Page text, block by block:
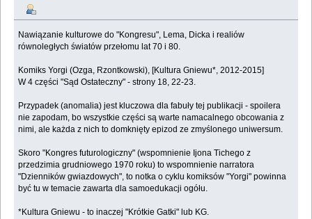
Nawiązanie kulturowe do "Kongresu", Lema, Dicka i realiów
równoległych światów przełomu lat 70 i 80.
Komiks Yorgi (Ozga, Rzontkowski), [Kultura Gniewu*, 2012-2015]
W 4 części "Sąd Ostateczny" - strony 18, 22-23.
Przypadek (anomalia) jest kluczowa dla fabuły tej publikacji - spoilera
nie zapodam, bo wszystkie części są warte namacalnego obcowania z
nimi, ale każda z nich to domknięty epizod ze zmyślonego uniwersum.
Skoro "Kongres futurologiczny" (wspomnienie Ijona Tichego z
przedzimia grudniowego 1970 roku) to wspomnienie narratora
"Dzienników gwiazdowych", to notka o cyklu komiksów "Yorgi" powinna
być tu w temacie zawarta dla samoedukacji ogółu.
*Kultura Gniewu - to inaczej "Krótkie Gatki" lub KG.